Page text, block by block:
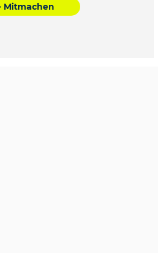
Mitmachen